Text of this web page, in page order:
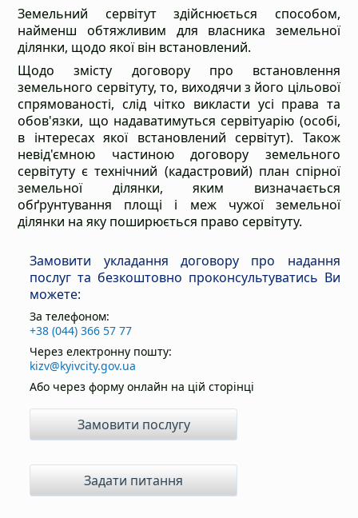
Земельний сервітут здійснюється способом,
найменш обтяжливим для власника земельної
ділянки, щодо якої він встановлений.
Щодо змісту договору про встановлення
земельного сервітуту, то, виходячи з його цільової
спрямованості, слід чітко викласти усі права та
обов'язки, що надаватимуться сервітуарію (особі,
в інтересах якої встановлений сервітут). Також
невід'ємною частиною договору земельного
сервітуту є технічний (кадастровий) план спірної
земельної ділянки, яким визначається
обґрунтування площі і меж чужої земельної
ділянки на яку поширюється право сервітуту.
Замовити укладання договору про надання
послуг та безкоштовно проконсультуватись Ви
можете:
За телефоном:
+38 (044) 366 57 77
Через електронну пошту:
kizv@kyivcity.gov.ua
Або через форму онлайн на цій сторінці
Замовити послугу
Задати питання